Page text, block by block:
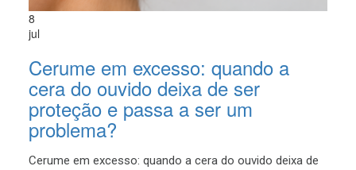
8
jul
Cerume em excesso: quando a
cera do ouvido deixa de ser
proteção e passa a ser um
problema?
Cerume em excesso: quando a cera do ouvido deixa de